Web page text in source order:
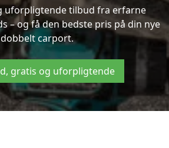
uforpligtende tilbud fra erfarne
– og få den bedste pris på din nye
dobbelt carport.
gratis og uforpligtende